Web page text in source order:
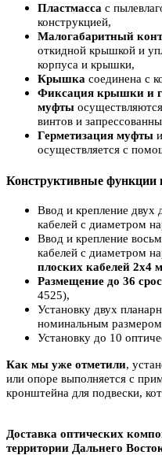
Пластмасса с
конструкцией,
Малогабаритный
откидной крышкой и
корпуса и крышки,
Крышка соединена с
Фиксация крышки и
муфты
винтов и
Герметизация муфты
осуществляется с
Конструктивные
Ввод и крепление двух
кабелей с диаметром
Ввод и крепление
кабелей с диаметром
плоских кабелей 2х4
Размещение до 36
4525),
Установку двух
номинальным размером
Установку до 10
Как мы уже отметили,
или опоре выполняется с
кронштейна для подвески,
Доставка оптических
территории Дальнего